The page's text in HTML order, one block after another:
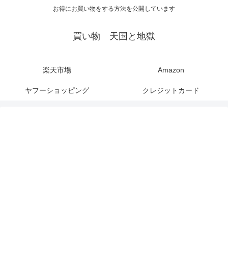
お得にお買い物をする方法を公開しています
買い物 天国と地獄
楽天市場 Amazon
ヤフーショッピング クレジットカード